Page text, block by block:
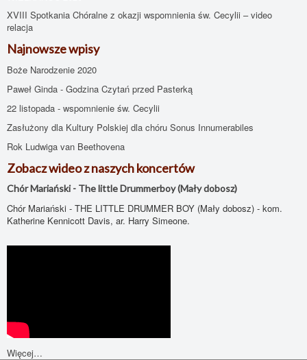
XVIII Spotkania Chóralne z okazji wspomnienia św. Cecylii – video
relacja
Najnowsze wpisy
Boże Narodzenie 2020
Paweł Ginda - Godzina Czytań przed Pasterką
22 listopada - wspomnienie św. Cecylii
Zasłużony dla Kultury Polskiej dla chóru Sonus Innumerabiles
Rok Ludwiga van Beethovena
Zobacz wideo z naszych koncertów
Chór Mariański - The little Drummerboy (Mały dobosz)
Chór Mariański - THE LITTLE DRUMMER BOY (Mały dobosz) - kom.
Katherine Kennicott Davis, ar. Harry Simeone.
Więcej…